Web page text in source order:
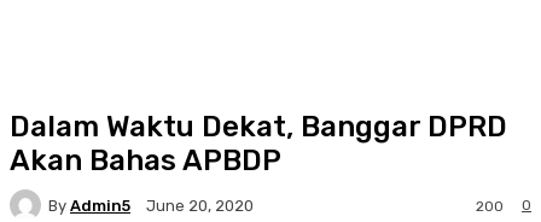
Dalam Waktu Dekat, Banggar DPRD
Akan Bahas APBDP
By Admin5 June 20, 2020 0
200